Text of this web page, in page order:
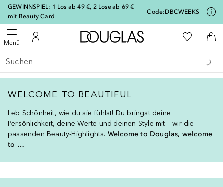
GEWINNSPIEL: 1 Los ab 49 €, 2 Lose ab 69 €
mit Beauty Card
Code:DBCWEEKS
MenüMenü öffnenZu Meinem Kundenkonto
Zur Douglas Startseite
Zu Meiner
Gehe zurück
Suche ausführen
WELCOME TO BEAUTIFUL
Leb Schönheit, wie du sie fühlst! Du bringst deine
Persönlichkeit, deine Werte und deinen Style mit – wir die
passenden Beauty-Highlights. Welcome to Douglas, welcome
to …
[navigation.slideout.screenreader]